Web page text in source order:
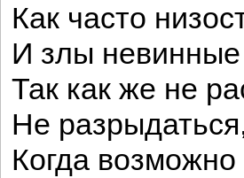
Как часто
И злы невинные
Так как же не
Не
Когда возможно